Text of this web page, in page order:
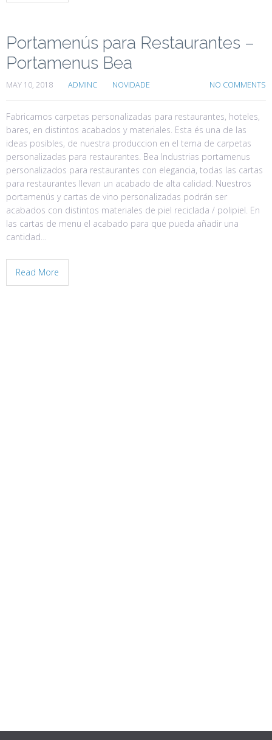
Portamenús para Restaurantes –
Portamenus Bea
MAY 10, 2018 ADMINC NOVIDADE NO COMMENTS
Fabricamos carpetas personalizadas para restaurantes, hoteles,
bares, en distintos acabados y materiales. Esta és una de las
ideas posibles, de nuestra produccion en el tema de carpetas
personalizadas para restaurantes. Bea Industrias portamenus
personalizados para restaurantes con elegancia, todas las cartas
para restaurantes llevan un acabado de alta calidad. Nuestros
portamenús y cartas de vino personalizadas podrán ser
acabados con distintos materiales de piel reciclada / polipiel. En
las cartas de menu el acabado para que pueda añadir una
cantidad…
Read More